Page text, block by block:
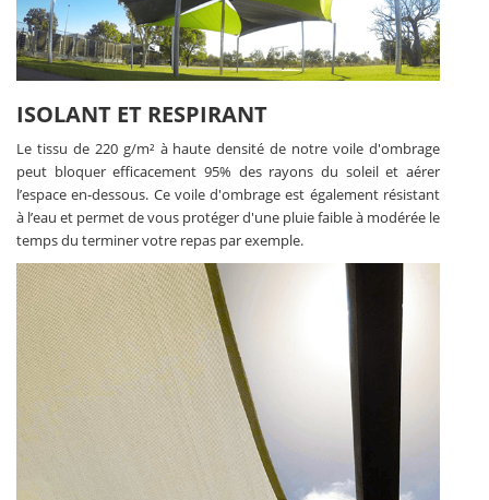
ISOLANT ET RESPIRANT
Le tissu de 220 g/m² à haute densité de notre voile d'ombrage
peut bloquer efficacement 95% des rayons du soleil et aérer
l’espace en-dessous. Ce voile d'ombrage est également résistant
à l’eau et permet de vous protéger d'une pluie faible à modérée le
temps du terminer votre repas par exemple.